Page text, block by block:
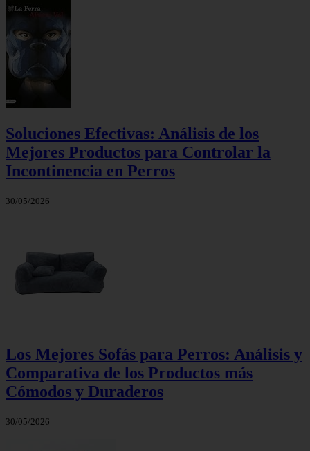
Soluciones Efectivas: Análisis de los
Mejores Productos para Controlar la
Incontinencia en Perros
30/05/2026
Los Mejores Sofás para Perros: Análisis y
Comparativa de los Productos más
Cómodos y Duraderos
30/05/2026